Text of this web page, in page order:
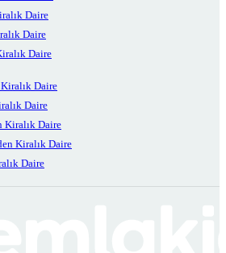
Daire
Daire
Daire
Daire
Daire
Kiralık Daire
Kiralık Daire
Daire